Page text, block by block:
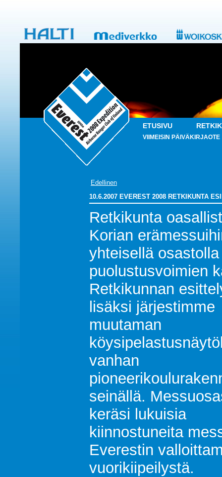
ETUSIVU
VIIMEISIN PÄIVÄKIRJAOTE
Edellinen
10.6.2007 EVEREST 2008 RETKIKUNTA
Retkikunta
Korian
yhteisellä osastolla
puolustusvoimien
Retkikunnan
lisäksi järjestimme
muutaman
vanhan
seinällä.
keräsi lukuisia
kiinnostuneita
Everestin
vuorikiipeilystä.